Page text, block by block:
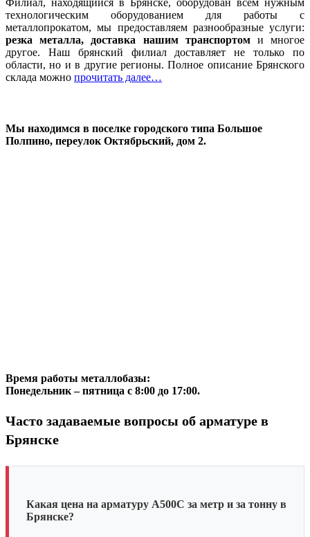
Филиал, находящийся в Брянске, оборудован всем нужным
технологическим оборудованием для работы с
металлопрокатом, мы предоставляем разнообразные услуги:
резка металла, доставка нашим транспортоми многое
другое. Наш брянский филиал доставляет не только по
области, но и в другие регионы. Полное описание Брянского
склада можно прочитать далее…
Мы находимся в поселке городского типа Большое
Полпино, переулок Октябрьский, дом 2.
Время работы металлобазы:
Понедельник – пятница с 8:00 до 17:00.
Часто задаваемые вопросы об арматуре в
Брянске
Какая цена на арматуру А500С за метр и за тонну в
Брянске?